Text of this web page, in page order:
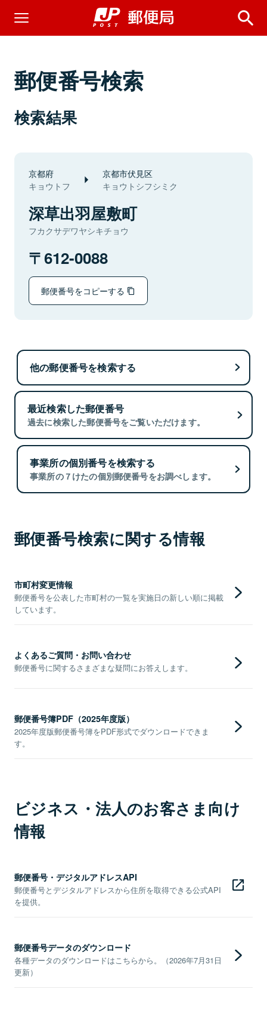
郵便番号検索
検索結果
京都府
キョウトフ
京都市伏見区
キョウトシフシミク
深草出羽屋敷町
フカクサデワヤシキチョウ
612-0088
郵便番号をコピーする
他の郵便番号を検索する
最近検索した郵便番号
過去に検索した郵便番号をご覧いただけます。
事業所の個別番号を検索する
事業所の７けたの個別郵便番号をお調べします。
郵便番号検索に関する情報
市町村変更情報
郵便番号を公表した市町村の一覧を実施日の新しい順に掲載
しています。
よくあるご質問・お問い合わせ
郵便番号に関するさまざまな疑問にお答えします。
郵便番号簿PDF（2025年度版）
2025年度版郵便番号簿をPDF形式でダウンロードできま
す。
ビジネス・法人のお客さま向け
情報
郵便番号・デジタルアドレスAPI
郵便番号とデジタルアドレスから住所を取得できる公式API
を提供。
郵便番号データのダウンロード
各種データのダウンロードはこちらから。（2026年7月31日
更新）